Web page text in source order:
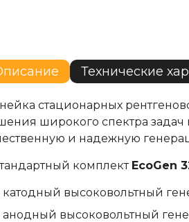
Технические
стационарных
широкого спектра
и надежную
комплект EcoGen
катодный высоковольтный
анодный высоковольтный